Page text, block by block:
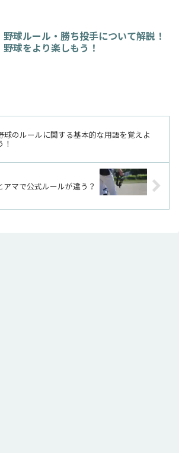
野球ルール・勝ち投手について解説！
野球をより楽しもう！
球のルールに関する基本的な用語を覚えよ
！
アマで公式ルールが違う？